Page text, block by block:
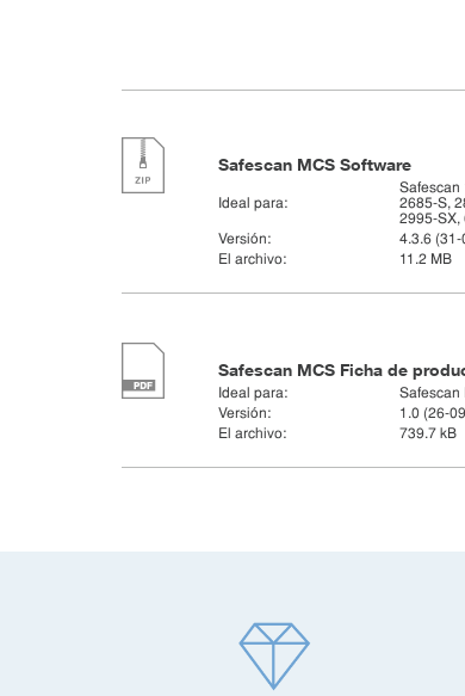
Safescan MCS Software
Ideal para:
Safescan
2685-S,
2995-SX,
Versión:
4.3.6 (31-
El archivo:
11.2 MB
Safescan MCS Ficha de
Ideal para:
Safescan
Versión:
1.0 (26-
El archivo:
739.7 kB